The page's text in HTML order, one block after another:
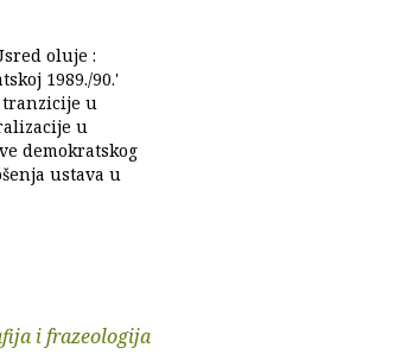
oluje :
1989./90.'
u
u
demokratskog
ustava u
i frazeologija